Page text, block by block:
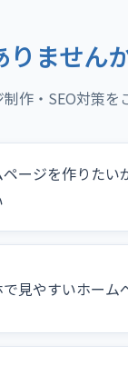
りません
作・SEO対策を
ージを作りたい
見やすいホーム